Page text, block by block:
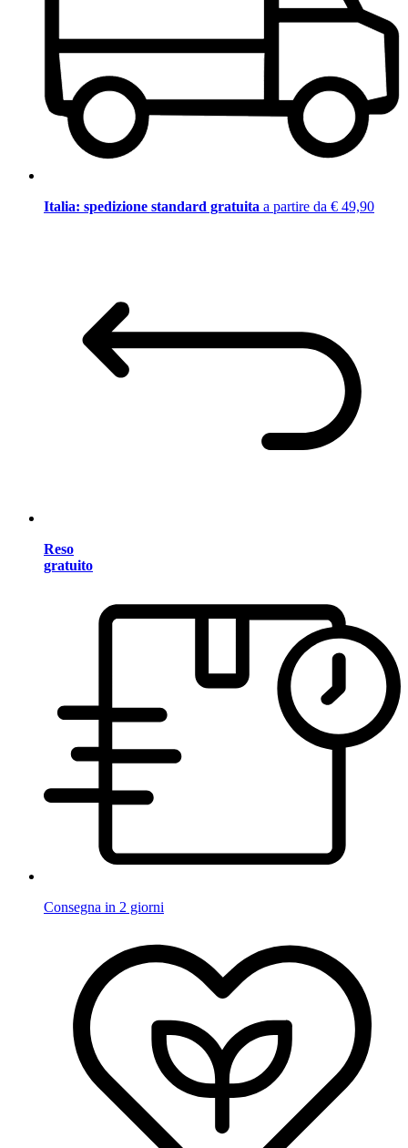
Italia: spedizione standard gratuita a partire da € 49,90
Reso
gratuito
Consegna in 2 giorni